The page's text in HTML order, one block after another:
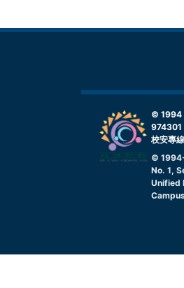
© 1994
974301
校安專
©
No. 1,
Unified